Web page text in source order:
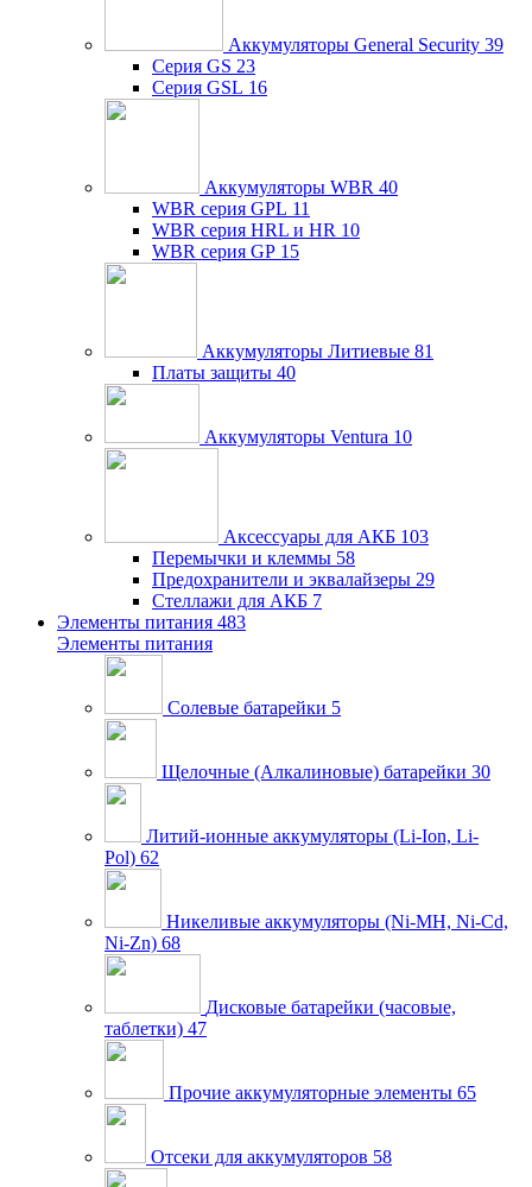
Аккумуляторы General Security 39
Серия GS 23
Серия GSL 16
Аккумуляторы WBR 40
WBR серия GPL 11
WBR серия HRL и HR 10
WBR серия GP 15
Аккумуляторы Литиевые 81
Платы защиты 40
Аккумуляторы Ventura 10
Аксессуары для АКБ 103
Перемычки и клеммы 58
Предохранители и эквалайзеры 29
Стеллажи для АКБ 7
Элементы питания 483
Элементы питания
Солевые батарейки 5
Щелочные (Алкалиновые) батарейки 30
Литий-ионные аккумуляторы (Li-Ion, Li-
Pol) 62
Никеливые аккумуляторы (Ni-MH, Ni-Cd,
Ni-Zn) 68
Дисковые батарейки (часовые,
таблетки) 47
Прочие аккумуляторные элементы 65
Отсеки для аккумуляторов 58